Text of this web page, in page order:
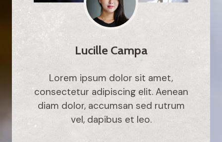
Lucille Campa
Lorem ipsum dolor sit amet,
consectetur adipiscing elit. Aenean
diam dolor, accumsan sed rutrum
vel, dapibus et leo.